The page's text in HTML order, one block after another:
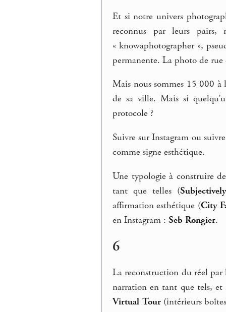
Et si notre univers
reconnus par leurs
« knowaphotographer »,
permanente. La photo de rue
Mais nous sommes 15 000
de sa ville. Mais si
protocole ?
Suivre sur Instagram ou
comme signe esthétique.
Une typologie à construire
tant que telles (
affirmation esthétique (City
en Instagram :Seb Rongier.
6
La reconstruction du réel par
narration en tant que tels,
Virtual Tour (intérieurs